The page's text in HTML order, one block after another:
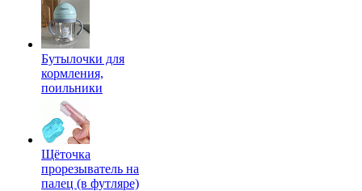
Бутылочки для
кормления,
поильники
Щёточка
прорезыватель на
палец (в футляре)